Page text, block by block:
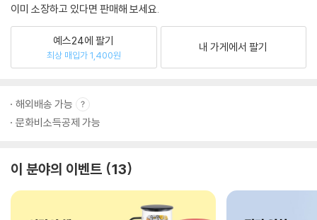
이미 소장하고 있다면 판매해 보세요.
예스24에 팔기
최상 매입가 1,400원
내 가게에서 팔기
해외배송 가능
문화비소득공제 가능
이 분야의 이벤트 13